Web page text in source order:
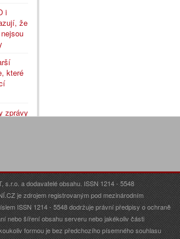
i
že
které
zprávy
s.r.o. a dodavatelé obsahu. ISSN 1214 - 5548
je zdrojem registrovaným pod mezinárodním
ISSN 1214 - 5548 dodržuje právní předpisy o ochraně
nebo šíření obsahu serveru nebo jakékoliv části
formou je bez předchozího písemného souhlasu